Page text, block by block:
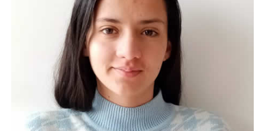
Ingeniería Informática